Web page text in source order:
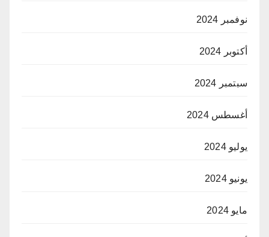
نوفمبر 2024
أكتوبر 2024
سبتمبر 2024
أغسطس 2024
يوليو 2024
يونيو 2024
مايو 2024